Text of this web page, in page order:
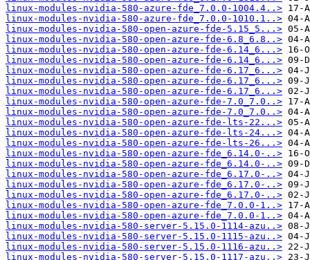
linux-modules-nvidia-580-azure-fde_7.0.0-1004.4..>
linux-modules-nvidia-580-azure-fde_7.0.0-1010.1..>
linux-modules-nvidia-580-open-azure-fde-5.15_5...>
linux-modules-nvidia-580-open-azure-fde-6.8_6.8..>
linux-modules-nvidia-580-open-azure-fde-6.14_6...>
linux-modules-nvidia-580-open-azure-fde-6.14_6...>
linux-modules-nvidia-580-open-azure-fde-6.17_6...>
linux-modules-nvidia-580-open-azure-fde-6.17_6...>
linux-modules-nvidia-580-open-azure-fde-6.17_6...>
linux-modules-nvidia-580-open-azure-fde-7.0_7.0..>
linux-modules-nvidia-580-open-azure-fde-7.0_7.0..>
linux-modules-nvidia-580-open-azure-fde-lts-22...>
linux-modules-nvidia-580-open-azure-fde-lts-24...>
linux-modules-nvidia-580-open-azure-fde-lts-26...>
linux-modules-nvidia-580-open-azure-fde_6.14.0-..>
linux-modules-nvidia-580-open-azure-fde_6.14.0-..>
linux-modules-nvidia-580-open-azure-fde_6.17.0-..>
linux-modules-nvidia-580-open-azure-fde_6.17.0-..>
linux-modules-nvidia-580-open-azure-fde_6.17.0-..>
linux-modules-nvidia-580-open-azure-fde_7.0.0-1..>
linux-modules-nvidia-580-open-azure-fde_7.0.0-1..>
linux-modules-nvidia-580-server-5.15.0-1114-azu..>
linux-modules-nvidia-580-server-5.15.0-1115-azu..>
linux-modules-nvidia-580-server-5.15.0-1116-azu..>
linux-modules-nvidia-580-server-5.15.0-1117-azu..>